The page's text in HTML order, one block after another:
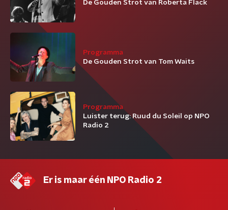
De Gouden Strot van Roberta Flack
Programma
De Gouden Strot van Tom Waits
Programma
Luister terug: Ruud du Soleil op NPO
Radio 2
Er is maar één NPO Radio 2